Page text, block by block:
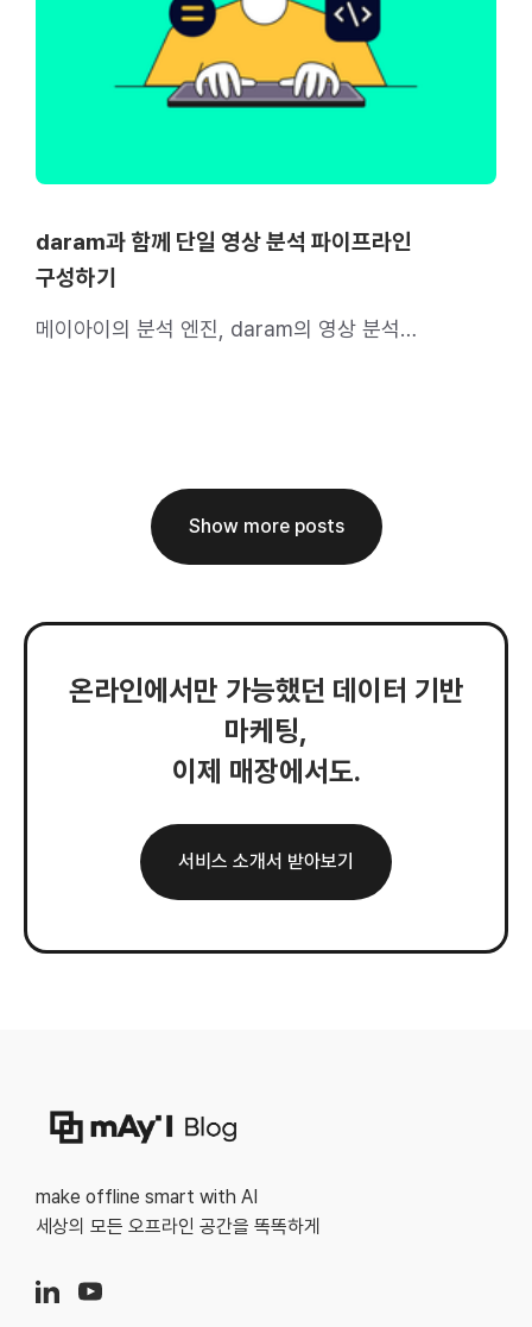
daram과 함께 단일 영상 분석 파이프라인
구성하기
메이아이의 분석 엔진, daram의 영상 분석
Show more posts
온라인에서만 가능했던 데이터 기반
마케팅,
이제 매장에서도.
서비스 소개서 받아보기
make offline smart with AI
세상의 모든 오프라인 공간을 똑똑하게